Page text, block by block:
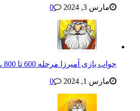
مارس 3, 2024 0
جواب بازی آمیرزا مرحله 600 تا 800 ، پاسخ مرحله 600 تا 800
مارس 1, 2024 0